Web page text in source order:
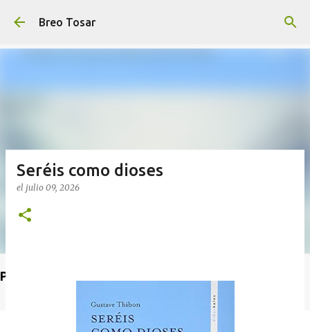
Breo Tosar
Poet's Abbey (Blog de lecturas)
Seréis como dioses
el julio 09, 2026